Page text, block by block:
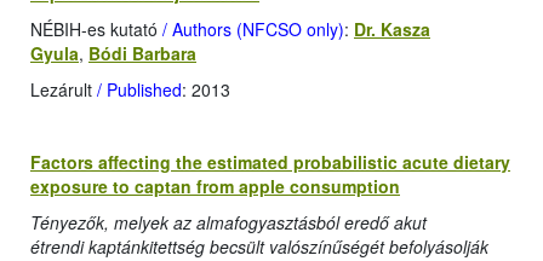
NÉBIH-es kutató / Authors (NFCSO only): Dr. Kasza
Gyula, Bódi Barbara
Lezárult / Published: 2013
Factors affecting the estimated probabilistic acute dietary
exposure to captan from apple consumption
Tényezők, melyek az almafogyasztásból eredő akut
étrendi kaptánkitettség becsült valószínűségét befolyásolják